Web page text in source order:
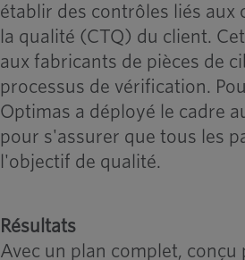
établir des contrôles liés
la qualité (CTQ) du client.
aux fabricants de pièces de
processus de vérification.
Optimas a déployé le cadre
pour s'assurer que tous les
l'objectif de qualité.
Résultats
Avec un plan complet,